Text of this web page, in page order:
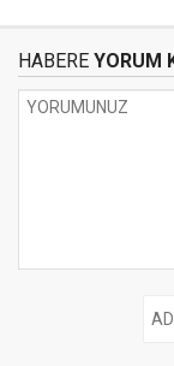
HABERE YORUM